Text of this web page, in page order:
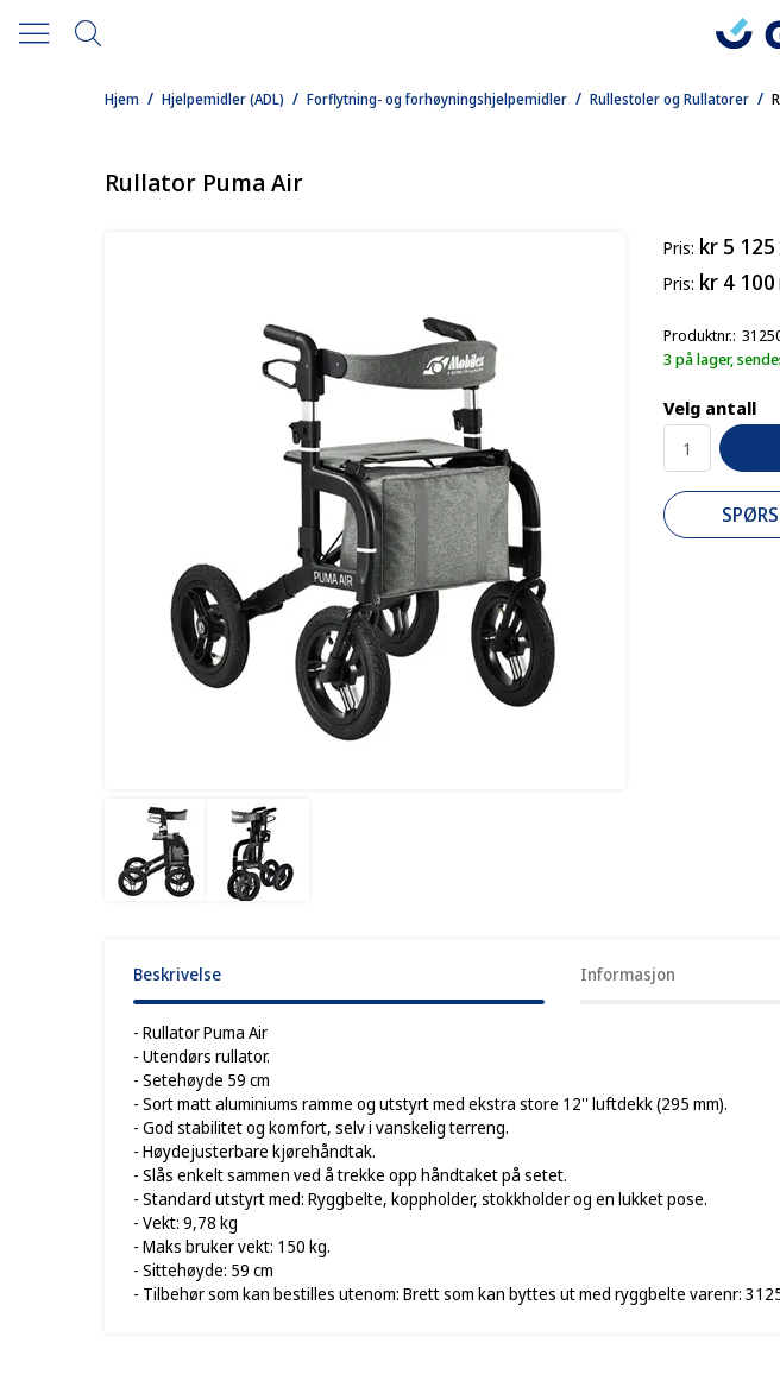
/
Hjem /
Hjelpemidler (ADL) /
Forflytning- og forhøyningshjelpemidler /
Rullestoler og Rullatorer
Rullator Puma Air
Pris kr 5 125
Pris kr 4 100
Produktnr.
3 på lager,
Velg antall
Beskrivelse Informasjon
- Rullator Puma Air
- Utendørs rullator.
- Setehøyde 59 cm
- Sort matt aluminiums ramme og utstyrt med ekstra store 12'' luftdekk (295 mm).
- God stabilitet og komfort, selv i vanskelig terreng.
- Høydejusterbare kjørehåndtak.
- Slås enkelt sammen ved å trekke opp håndtaket på setet.
- Standard utstyrt med: Ryggbelte, koppholder, stokkholder og en lukket pose.
- Vekt: 9,78 kg
- Maks bruker vekt: 150 kg.
- Sittehøyde: 59 cm
- Tilbehør som kan bestilles utenom: Brett som kan byttes ut med ryggbelte varenr: